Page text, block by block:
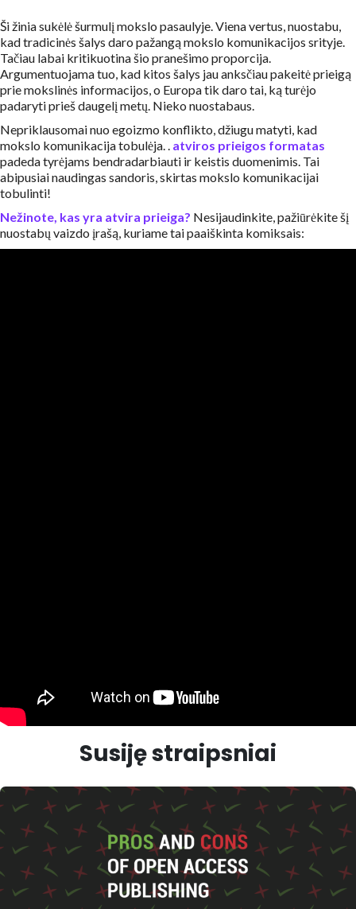
Ši žinia sukėlė šurmulį mokslo pasaulyje. Viena vertus, nuostabu,
kad tradicinės šalys daro pažangą mokslo komunikacijos srityje.
Tačiau labai kritikuotina šio pranešimo proporcija.
Argumentuojama tuo, kad kitos šalys jau anksčiau pakeitė prieigą
prie mokslinės informacijos, o Europa tik daro tai, ką turėjo
padaryti prieš daugelį metų. Nieko nuostabaus.
Nepriklausomai nuo egoizmo konflikto, džiugu matyti, kad
mokslo komunikacija tobulėja. . atviros prieigos formatas
padeda tyrėjams bendradarbiauti ir keistis duomenimis. Tai
abipusiai naudingas sandoris, skirtas mokslo komunikacijai
tobulinti!
Nežinote, kas yra atvira prieiga? Nesijaudinkite, pažiūrėkite šį
nuostabų vaizdo įrašą, kuriame tai paaiškinta komiksais:
Susiję straipsniai